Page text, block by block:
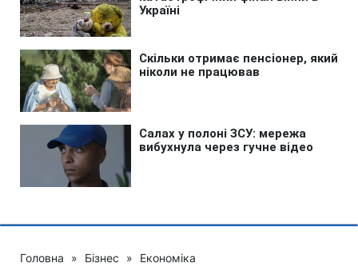
Головна » Бізнес » Економіка